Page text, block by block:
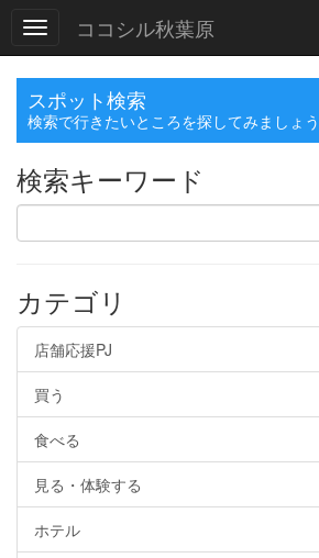
ココシル秋葉原
スポット検索
検索で行きたいところを探してみましょう
検索キーワード
カテゴリ
店舗応援PJ
買う
食べる
見る・体験する
ホテル